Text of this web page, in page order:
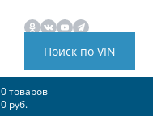
Поиск по VIN
0 товаров
0 руб.